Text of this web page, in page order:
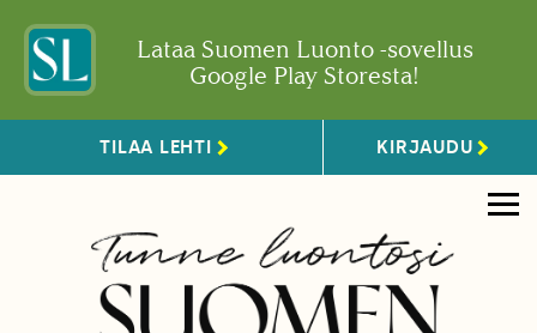
Lataa Suomen Luonto -sovellus
Google Play Storesta!
TILAA LEHTI KIRJAUDU